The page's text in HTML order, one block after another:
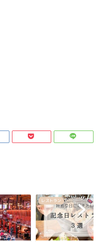
レストラン